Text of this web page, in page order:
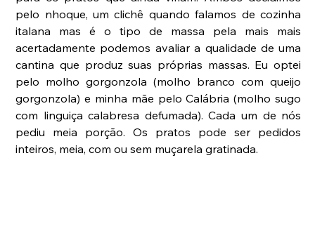
pelo nhoque, um clichê quando falamos de cozinha
italana mas é o tipo de massa pela mais mais
acertadamente podemos avaliar a qualidade de uma
cantina que produz suas próprias massas. Eu optei
pelo molho gorgonzola (molho branco com queijo
gorgonzola) e minha mãe pelo Calábria (molho sugo
com linguiça calabresa defumada). Cada um de nós
pediu meia porção. Os pratos pode ser pedidos
inteiros, meia, com ou sem muçarela gratinada.